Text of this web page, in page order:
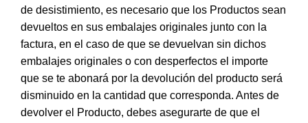
de desistimiento, es necesario que los Productos sean
devueltos en sus embalajes originales junto con la
factura, en el caso de que se devuelvan sin dichos
embalajes originales o con desperfectos el importe
que se te abonará por la devolución del producto será
disminuido en la cantidad que corresponda. Antes de
devolver el Producto, debes asegurarte de que el